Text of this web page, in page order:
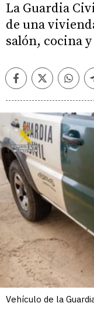
La Guardia
de una
salón, cocina
FacebookTwitter
Vehículo de la